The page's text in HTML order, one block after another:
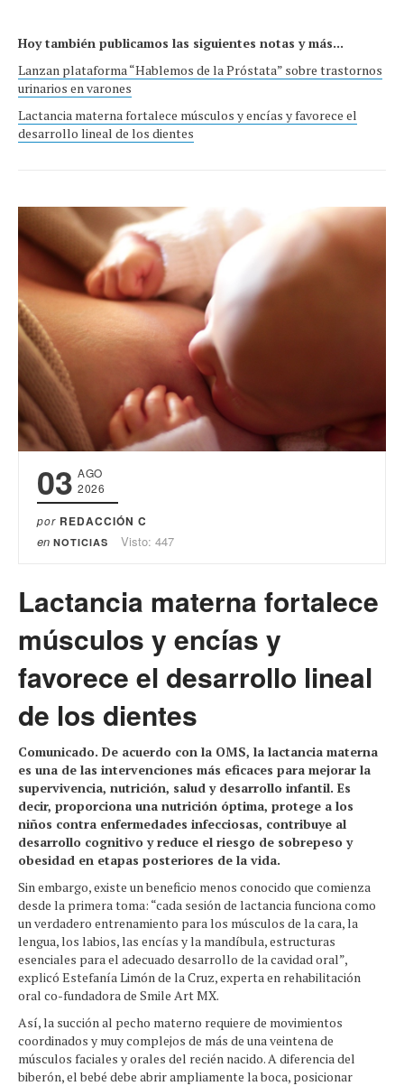
Hoy también publicamos las siguientes notas y más...
Lanzan plataforma “Hablemos de la Próstata” sobre trastornos
urinarios en varones
Lactancia materna fortalece músculos y encías y favorece el
desarrollo lineal de los dientes
03 AGO
2026
por REDACCIÓN C
en NOTICIAS Visto: 447
Lactancia materna fortalece
músculos y encías y
favorece el desarrollo lineal
de los dientes
Comunicado. De acuerdo con la OMS, la lactancia materna
es una de las intervenciones más eficaces para mejorar la
supervivencia, nutrición, salud y desarrollo infantil. Es
decir, proporciona una nutrición óptima, protege a los
niños contra enfermedades infecciosas, contribuye al
desarrollo cognitivo y reduce el riesgo de sobrepeso y
obesidad en etapas posteriores de la vida.
Sin embargo, existe un beneficio menos conocido que comienza
desde la primera toma: “cada sesión de lactancia funciona como
un verdadero entrenamiento para los músculos de la cara, la
lengua, los labios, las encías y la mandíbula, estructuras
esenciales para el adecuado desarrollo de la cavidad oral”,
explicó Estefanía Limón de la Cruz, experta en rehabilitación
oral co-fundadora de Smile Art MX.
Así, la succión al pecho materno requiere de movimientos
coordinados y muy complejos de más de una veintena de
músculos faciales y orales del recién nacido. A diferencia del
biberón, el bebé debe abrir ampliamente la boca, posicionar